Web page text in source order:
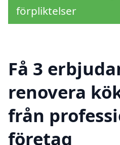
förpliktelser
Få 3
renovera
från
företag